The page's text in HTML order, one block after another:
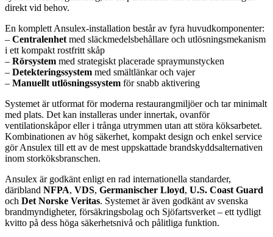
direkt vid behov.
En komplett Ansulex-installation består av fyra huvudkomponenter:
– Centralenhet med släckmedelsbehållare och utlösningsmekanism
i ett kompakt rostfritt skåp
– Rörsystem med strategiskt placerade spraymunstycken
– Detekteringssystem med smältlänkar och vajer
– Manuellt utlösningssystem för snabb aktivering
Systemet är utformat för moderna restaurangmiljöer och tar minimalt
med plats. Det kan installeras under innertak, ovanför
ventilationskåpor eller i trånga utrymmen utan att störa köksarbetet.
Kombinationen av hög säkerhet, kompakt design och enkel service
gör Ansulex till ett av de mest uppskattade brandskyddsalternativen
inom storköksbranschen.
Ansulex är godkänt enligt en rad internationella standarder,
däribland NFPA, VDS, Germanischer Lloyd, U.S. Coast Guard
och Det Norske Veritas. Systemet är även godkänt av svenska
brandmyndigheter, försäkringsbolag och Sjöfartsverket – ett tydligt
kvitto på dess höga säkerhetsnivå och pålitliga funktion.